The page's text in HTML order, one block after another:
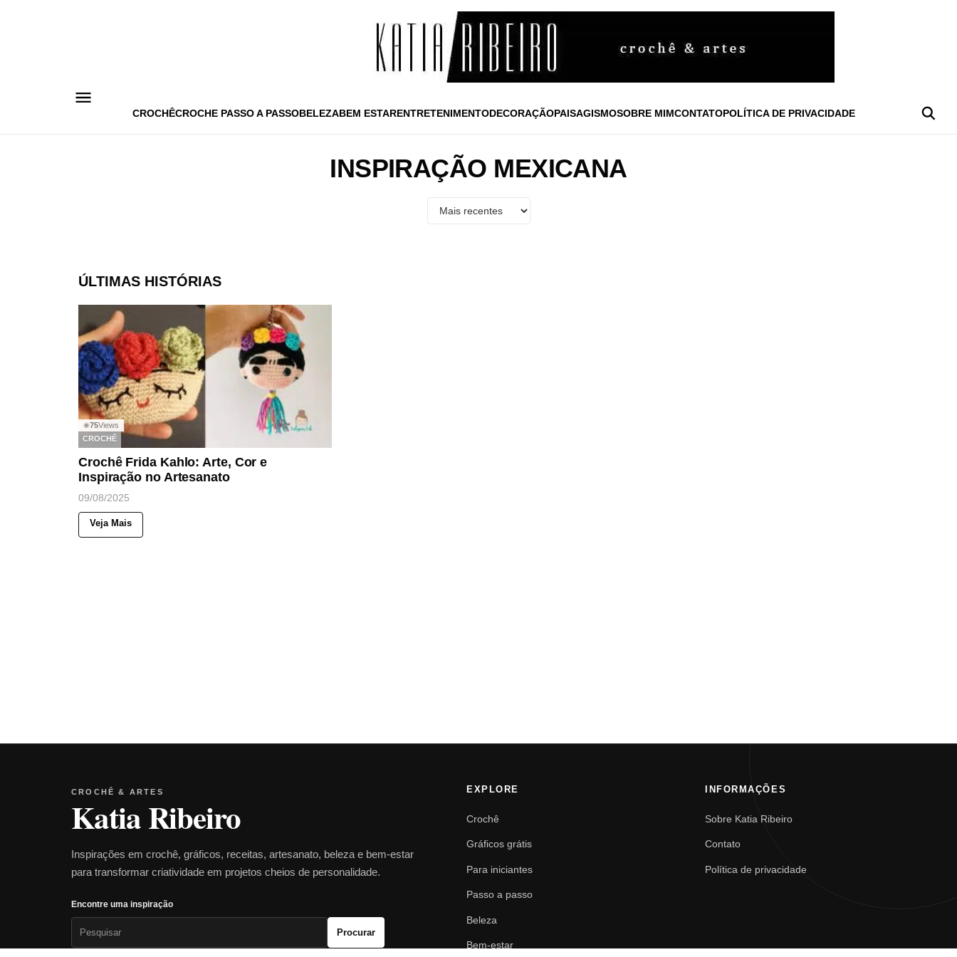
CROCHÊCROCHE PASSO A PASSOBELEZABEM ESTARENTRETENIMENTODECORAÇÃOPAISAGISMOSOBRE MIMCONTATOPOLÍTICA DE PRIVACIDADE
INSPIRAÇÃO MEXICANA
ÚLTIMAS HISTÓRIAS
◉75Views
CROCHÊ
Crochê Frida Kahlo: Arte, Cor e
Inspiração no Artesanato
09/08/2025
Veja Mais
CROCHÊ & ARTES
Katia Ribeiro
Inspirações em crochê, gráficos, receitas, artesanato, beleza e bem-estar
para transformar criatividade em projetos cheios de personalidade.
Encontre uma inspiração
Procurar
EXPLORE
Crochê
Gráficos grátis
Para iniciantes
Passo a passo
Beleza
Bem-estar
INFORMAÇÕES
Sobre Katia Ribeiro
Contato
Política de privacidade